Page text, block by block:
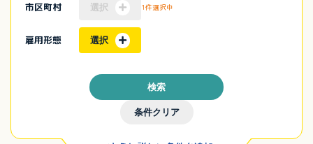
市区町村 選択 1件選択中
雇用形態 選択
条件クリア
検索